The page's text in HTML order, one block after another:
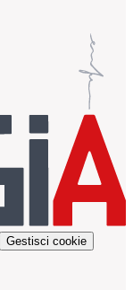
Gestisci cookie